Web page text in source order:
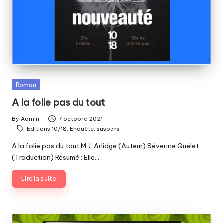
Posted
Roman
A la folie pas du tout
Posted
by
By Admin 7 octobre 2021
Tags:
Editions 10/18, Enquête, suspens
A la folie pas du tout M.J. Arlidge (Auteur) Séverine Quelet
(Traduction) Résumé : Elle…
Lire la suite